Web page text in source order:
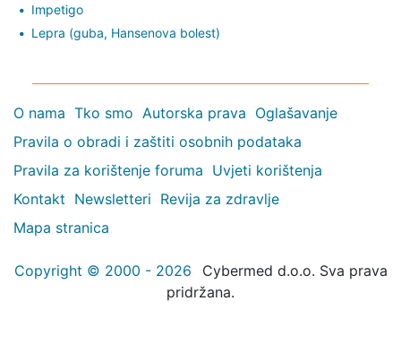
Impetigo
Lepra (guba, Hansenova bolest)
O nama Tko smo Autorska prava Oglašavanje
Pravila o obradi i zaštiti osobnih podataka
Pravila za korištenje foruma Uvjeti korištenja
Kontakt Newsletteri Revija za zdravlje
Mapa stranica
Copyright © 2000 - 2026
Cybermed d.o.o. Sva prava
pridržana.